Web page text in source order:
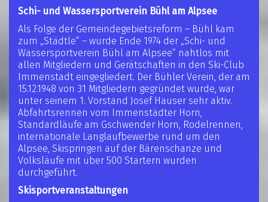
Schi- und Wassersportverein Bühl am Alpsee
Als Folge der Gemeindegebietsreform – Bühl kam
zum „Städtle“ – wurde Ende 1974 der „Schi- und
Wassersportverein Bühl am Alpsee“ nahtlos mit
allen Mitgliedern und Gerätschaften in den Ski-Club
Immenstadt eingegliedert. Der Bühler Verein, der am
15.12.1948 von 31 Mitgliedern gegründet wurde, war
unter seinem 1. Vorstand Josef Hauser sehr aktiv.
Abfahrtsrennen vom Immenstädter Horn,
Standardläufe am Gschwender Horn, Rodelrennen,
internationale Langlaufbewerbe rund um den
Alpsee, Skispringen auf der Bärenschanze und
Volksläufe mit über 500 Startern wurden
durchgeführt.
Skisportveranstaltungen